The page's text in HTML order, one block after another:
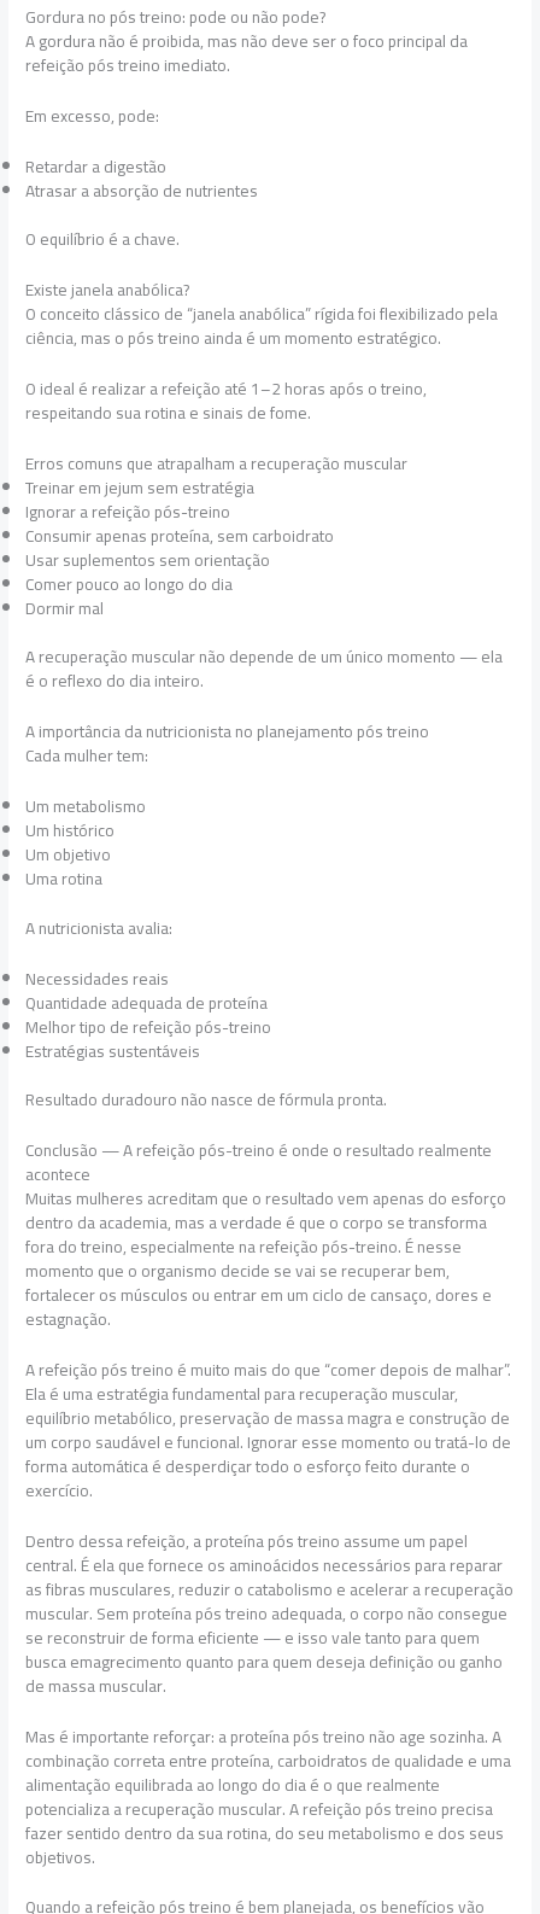
Gordura no pós treino: pode ou não pode?
A gordura não é proibida, mas não deve ser o foco principal da
refeição pós treino imediato.
Em excesso, pode:
Retardar a digestão
Atrasar a absorção de nutrientes
O equilíbrio é a chave.
Existe janela anabólica?
O conceito clássico de “janela anabólica” rígida foi flexibilizado pela
ciência, mas o pós treino ainda é um momento estratégico.
O ideal é realizar a refeição até 1–2 horas após o treino,
respeitando sua rotina e sinais de fome.
Erros comuns que atrapalham a recuperação muscular
Treinar em jejum sem estratégia
Ignorar a refeição pós-treino
Consumir apenas proteína, sem carboidrato
Usar suplementos sem orientação
Comer pouco ao longo do dia
Dormir mal
A recuperação muscular não depende de um único momento — ela
é o reflexo do dia inteiro.
A importância da nutricionista no planejamento pós treino
Cada mulher tem:
Um metabolismo
Um histórico
Um objetivo
Uma rotina
A nutricionista avalia:
Necessidades reais
Quantidade adequada de proteína
Melhor tipo de refeição pós-treino
Estratégias sustentáveis
Resultado duradouro não nasce de fórmula pronta.
Conclusão — A refeição pós-treino é onde o resultado realmente
acontece
Muitas mulheres acreditam que o resultado vem apenas do esforço
dentro da academia, mas a verdade é que o corpo se transforma
fora do treino, especialmente na refeição pós-treino. É nesse
momento que o organismo decide se vai se recuperar bem,
fortalecer os músculos ou entrar em um ciclo de cansaço, dores e
estagnação.
A refeição pós treino é muito mais do que “comer depois de malhar”.
Ela é uma estratégia fundamental para recuperação muscular,
equilíbrio metabólico, preservação de massa magra e construção de
um corpo saudável e funcional. Ignorar esse momento ou tratá-lo de
forma automática é desperdiçar todo o esforço feito durante o
exercício.
Dentro dessa refeição, a proteína pós treino assume um papel
central. É ela que fornece os aminoácidos necessários para reparar
as fibras musculares, reduzir o catabolismo e acelerar a recuperação
muscular. Sem proteína pós treino adequada, o corpo não consegue
se reconstruir de forma eficiente — e isso vale tanto para quem
busca emagrecimento quanto para quem deseja definição ou ganho
de massa muscular.
Mas é importante reforçar: a proteína pós treino não age sozinha. A
combinação correta entre proteína, carboidratos de qualidade e uma
alimentação equilibrada ao longo do dia é o que realmente
potencializa a recuperação muscular. A refeição pós treino precisa
fazer sentido dentro da sua rotina, do seu metabolismo e dos seus
objetivos.
Quando a refeição pós treino é bem planejada, os benefícios vão